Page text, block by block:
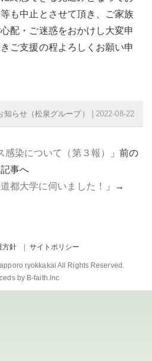
も中止とさせて頂き、ご家族
配・ご迷惑をおかけし大変申
ご支援の程よろしくお願い申
知らせ（松泉グループ） | 2022-08-22
染について（第３報）
」前の
記事へ
都大学に伺いました！ 」→
方針 サイトポリシー
ryokkakai All Rights Reserved.
by B-faith.lnc